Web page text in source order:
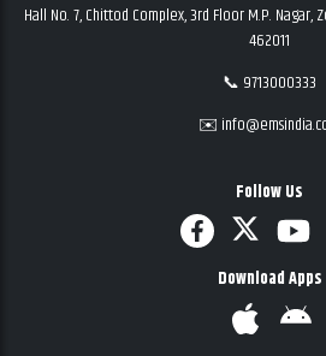
Hall No. 7, Chittod Complex, 3rd Floor M.P. Nagar,
462011
📞 9713000333
✉️
Follow Us
Download Apps